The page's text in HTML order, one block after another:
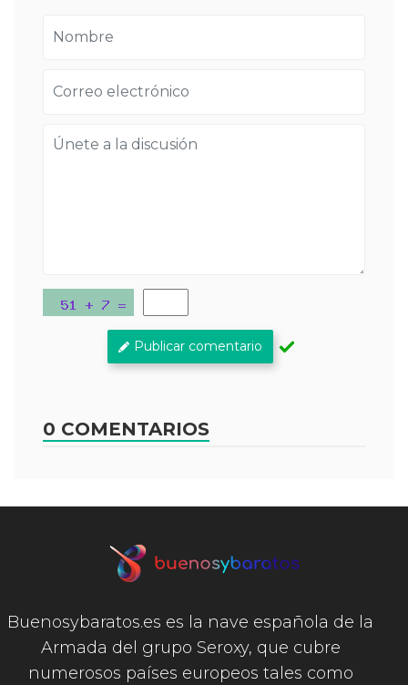
Publicar comentario
0 COMENTARIOS
Buenosybaratos.es es la nave española de la
Armada del grupo Seroxy, que cubre
numerosos países europeos tales como